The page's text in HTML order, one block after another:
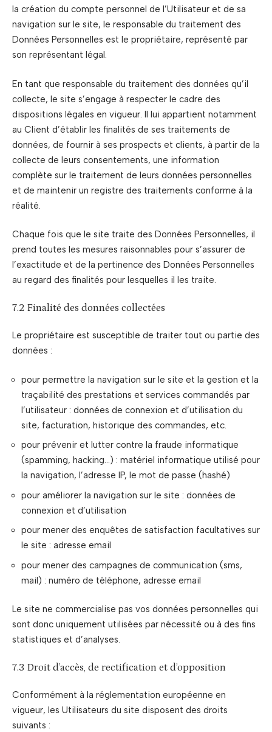
la création du compte personnel de l’Utilisateur et de sa
navigation sur le site, le responsable du traitement des
Données Personnelles est le propriétaire, représenté par
son représentant légal.
En tant que responsable du traitement des données qu’il
collecte, le site s’engage à respecter le cadre des
dispositions légales en vigueur. Il lui appartient notamment
au Client d’établir les finalités de ses traitements de
données, de fournir à ses prospects et clients, à partir de la
collecte de leurs consentements, une information
complète sur le traitement de leurs données personnelles
et de maintenir un registre des traitements conforme à la
réalité.
Chaque fois que le site traite des Données Personnelles, il
prend toutes les mesures raisonnables pour s’assurer de
l’exactitude et de la pertinence des Données Personnelles
au regard des finalités pour lesquelles il les traite.
7.2 Finalité des données collectées
Le propriétaire est susceptible de traiter tout ou partie des
données :
pour permettre la navigation sur le site et la gestion et la
traçabilité des prestations et services commandés par
l’utilisateur : données de connexion et d’utilisation du
site, facturation, historique des commandes, etc.
pour prévenir et lutter contre la fraude informatique
(spamming, hacking…) : matériel informatique utilisé pour
la navigation, l’adresse IP, le mot de passe (hashé)
pour améliorer la navigation sur le site : données de
connexion et d’utilisation
pour mener des enquêtes de satisfaction facultatives sur
le site : adresse email
pour mener des campagnes de communication (sms,
mail) : numéro de téléphone, adresse email
Le site ne commercialise pas vos données personnelles qui
sont donc uniquement utilisées par nécessité ou à des fins
statistiques et d’analyses.
7.3 Droit d’accès, de rectification et d’opposition
Conformément à la réglementation européenne en
vigueur, les Utilisateurs du site disposent des droits
suivants :